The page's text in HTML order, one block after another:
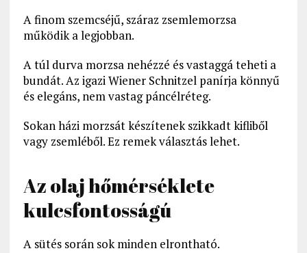
A finom szemcséjű, száraz zsemlemorzsa
működik a legjobban.
A túl durva morzsa nehézzé és vastaggá teheti a
bundát. Az igazi Wiener Schnitzel panírja könnyű
és elegáns, nem vastag páncélréteg.
Sokan házi morzsát készítenek szikkadt kifliből
vagy zsemléből. Ez remek választás lehet.
Az olaj hőmérséklete
kulcsfontosságú
A sütés során sok minden elrontható.